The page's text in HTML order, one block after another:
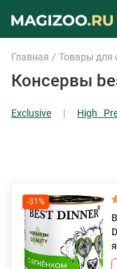
Главная Товары для
Консервы
Exclusive High
-31%